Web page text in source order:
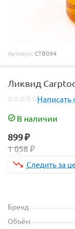
Артикул: CTB094
Ликвид
Написать
В наличии
899₽
1 058 ₽
Следить за
Бренд
Объём